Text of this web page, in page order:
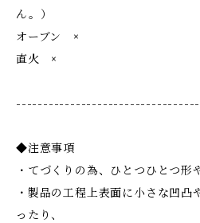
ん。）
オーブン ×
直火 ×
◆注意事項
・てづくりの為、ひとつひとつ形
・製品の工程上表面に小さな凹凸
ったり、